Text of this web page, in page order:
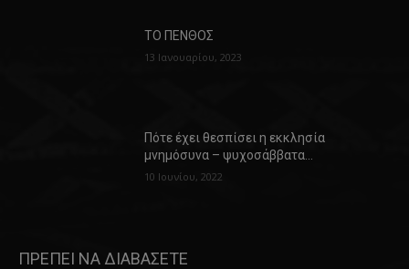
ΤΟ ΠΕΝΘΟΣ
13 Ιανουαρίου, 2023
Πότε έχει θεσπίσει η εκκλησία
μνημόσυνα – ψυχοσάββατα…
10 Ιουνίου, 2022
ΠΡΕΠΕΙ ΝΑ ΔΙΑΒΑΣΕΤΕ